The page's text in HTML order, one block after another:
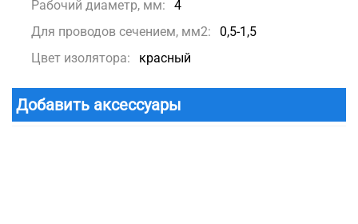
Рабочий диаметр, мм:
4
Для проводов сечением, мм2:
0,5-1,5
Цвет изолятора:
красный
Добавить аксессуары